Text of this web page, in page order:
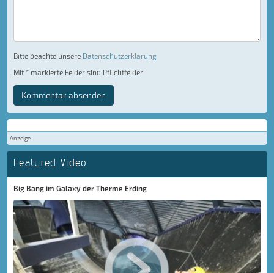
Bitte beachte unsere Datenschutzerklärung
Mit * markierte Felder sind Pflichtfelder
Kommentar absenden
Anzeige
Featured Video
Big Bang im Galaxy der Therme Erding